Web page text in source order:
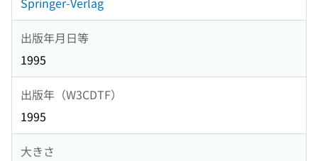
出版年月日等
1995
出版年（W3CDTF）
1995
大きさ